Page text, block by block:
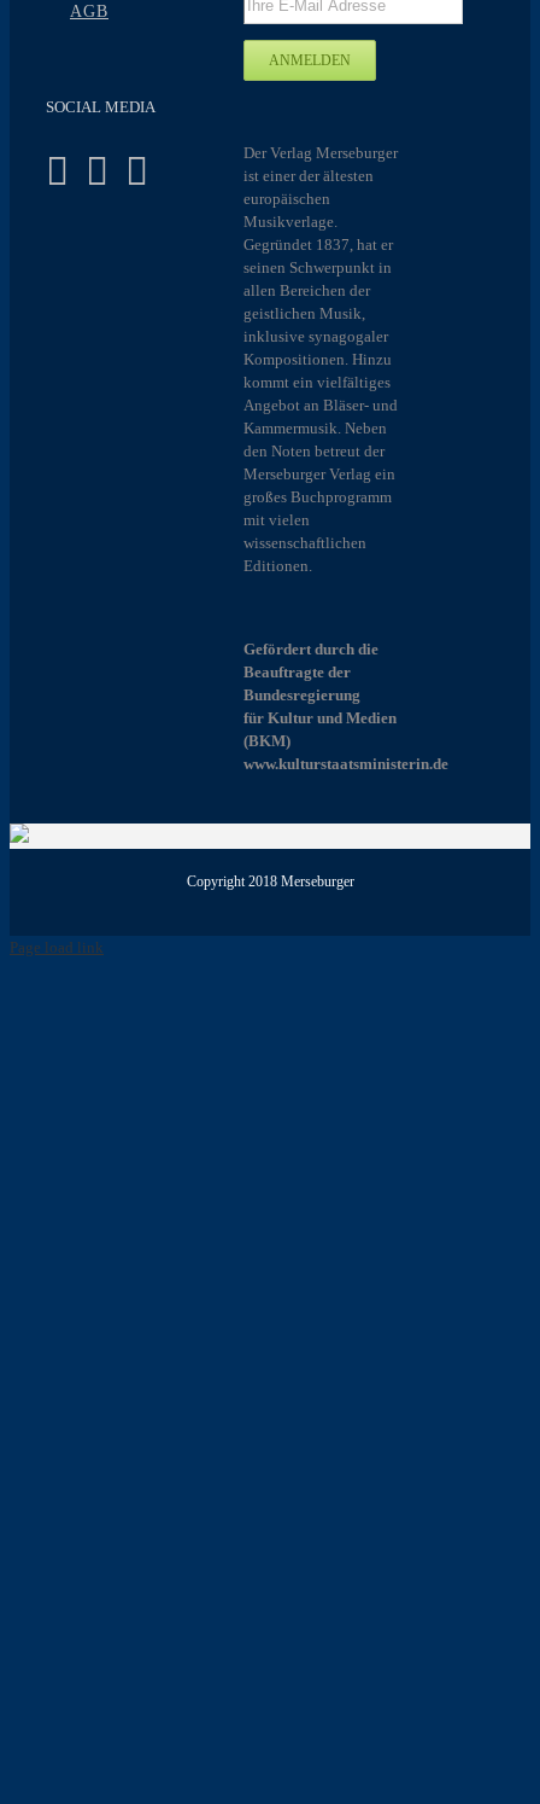
AGB
SOCIAL MEDIA
Der Verlag Merseburger
ist einer der ältesten
europäischen
Musikverlage.
Gegründet 1837, hat er
seinen Schwerpunkt in
allen Bereichen der
geistlichen Musik,
inklusive synagogaler
Kompositionen. Hinzu
kommt ein vielfältiges
Angebot an Bläser- und
Kammermusik. Neben
den Noten betreut der
Merseburger Verlag ein
großes Buchprogramm
mit vielen
wissenschaftlichen
Editionen.
Gefördert durch die
Beauftragte der
Bundesregierung
für Kultur und Medien
(BKM)
www.kulturstaatsministerin.de
Copyright 2018 Merseburger
Page load link